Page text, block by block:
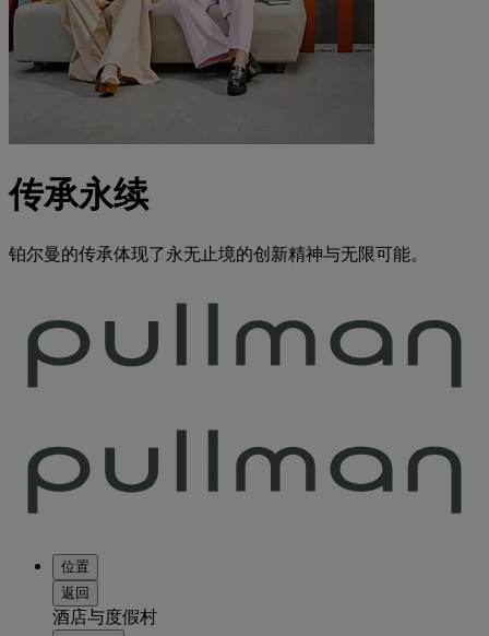
传承永续
铂尔曼的传承体现了永无止境的创新精神与无限可能。
位置
返回
酒店与度假村